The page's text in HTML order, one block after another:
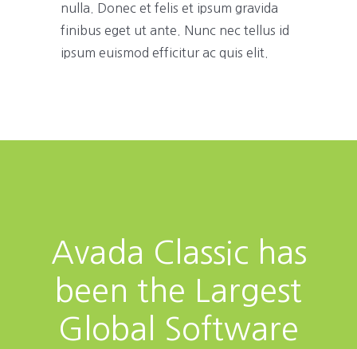
nulla. Donec et felis et ipsum gravida
finibus eget ut ante. Nunc nec tellus id
ipsum euismod efficitur ac quis elit.
Avada Classic has
been the Largest
Global Software